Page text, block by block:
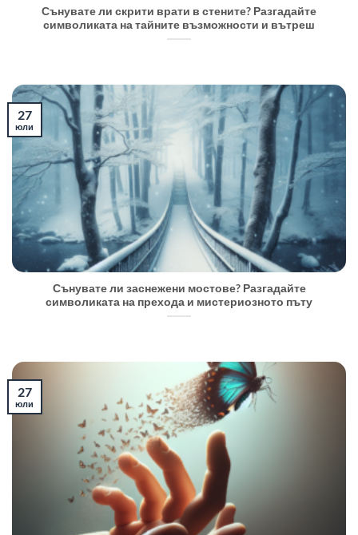
Сънувате ли скрити врати в стените? Разгадайте
символиката на тайните възможности и вътреш
Сънувате ли заснежени мостове? Разгадайте
символиката на прехода и мистериозното пъту
27
юли
27
юли